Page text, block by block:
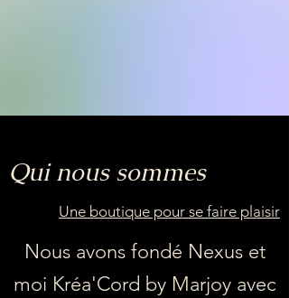
Qui nous sommes
Une boutique pour se faire plaisir
Nous avons fondé Nexus et
moi Kréa'Cord by Marjoy avec